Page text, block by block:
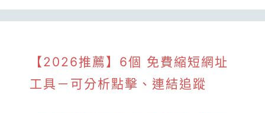
【2026推薦】6個 免費縮短網址
工具－可分析點擊、連結追蹤